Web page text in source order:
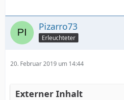
Pizarro73
Erleuchteter
20. Februar 2019 um 14:44
Externer Inhalt